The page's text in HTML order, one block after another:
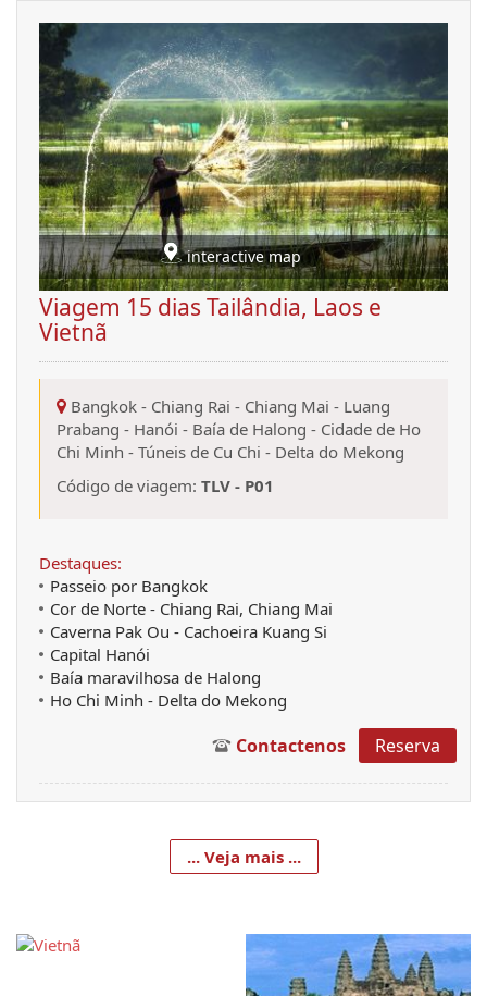
interactive map
Viagem 15 dias Tailândia, Laos e
Vietnã
Bangkok - Chiang Rai - Chiang Mai - Luang
Prabang - Hanói - Baía de Halong - Cidade de Ho
Chi Minh - Túneis de Cu Chi - Delta do Mekong
Código de viagem: TLV - P01
Destaques:
Passeio por Bangkok
Cor de Norte - Chiang Rai, Chiang Mai
Caverna Pak Ou - Cachoeira Kuang Si
Capital Hanói
Baía maravilhosa de Halong
Ho Chi Minh - Delta do Mekong
Contactenos Reserva
... Veja mais ...